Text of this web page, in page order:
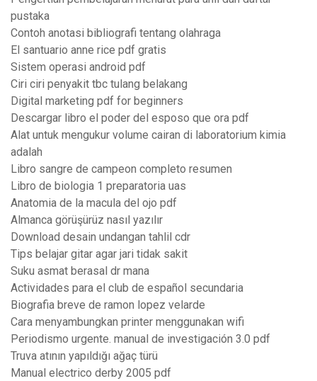
pustaka
Contoh anotasi bibliografi tentang olahraga
El santuario anne rice pdf gratis
Sistem operasi android pdf
Ciri ciri penyakit tbc tulang belakang
Digital marketing pdf for beginners
Descargar libro el poder del esposo que ora pdf
Alat untuk mengukur volume cairan di laboratorium kimia
adalah
Libro sangre de campeon completo resumen
Libro de biologia 1 preparatoria uas
Anatomia de la macula del ojo pdf
Almanca görüşürüz nasıl yazılır
Download desain undangan tahlil cdr
Tips belajar gitar agar jari tidak sakit
Suku asmat berasal dr mana
Actividades para el club de español secundaria
Biografia breve de ramon lopez velarde
Cara menyambungkan printer menggunakan wifi
Periodismo urgente. manual de investigación 3.0 pdf
Truva atının yapıldığı ağaç türü
Manual electrico derby 2005 pdf